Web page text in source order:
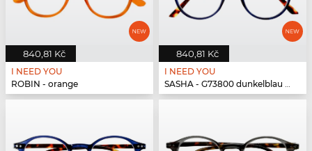
840,81 Kč
I NEED YOU
ROBIN - orange
840,81 Kč
I NEED YOU
SASHA - G73800 dunkelblau havanna